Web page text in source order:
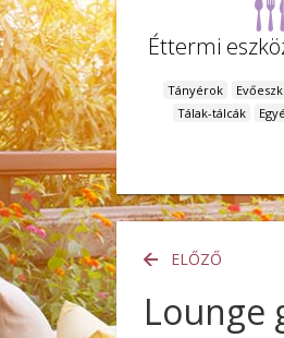
Éttermi
Tányérok
Tálak-tálcák
ELŐZŐ
Lounge